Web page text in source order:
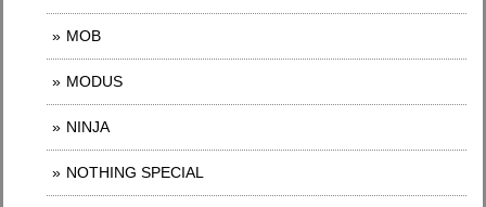
MOB
MODUS
NINJA
NOTHING SPECIAL